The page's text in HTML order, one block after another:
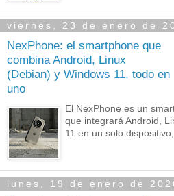
viernes, 23 de enero de
NexPhone: el smartphone que
combina Android, Linux
(Debian) y Windows 11, todo en
uno
El NexPhone es un
que integrará Android,
11 en un solo
lunes, 19 de enero de